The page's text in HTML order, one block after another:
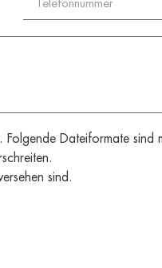
Folgende Dateiformate sind
sind.